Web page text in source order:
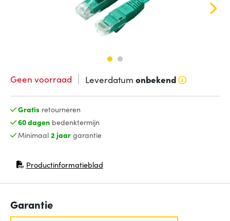
Geen voorraad Leverdatum onbekend
Gratis retourneren
60 dagenbedenktermijn
Minimaal 2 jaargarantie
Productinformatieblad
(opent in nieuw venster)
Garantie